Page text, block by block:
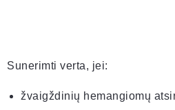
Sunerimti verta, jei:
žvaigždinių hemangiomų